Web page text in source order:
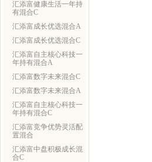
汇添富健康生活一年持
有混合C
汇添富成长优选混合A
汇添富成长优选混合C
汇添富自主核心科技一
年持有混合A
汇添富数字未来混合C
汇添富数字未来混合A
汇添富自主核心科技一
年持有混合C
汇添富竞争优势灵活配
置混合
汇添富中盘积极成长混
合C